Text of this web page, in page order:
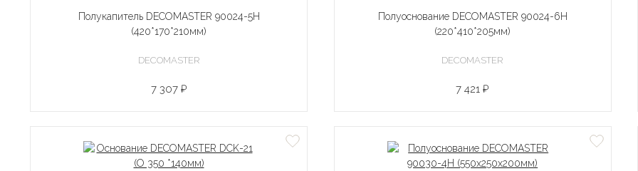
Полукапитель DECOMASTER 90024-5H
(420*170*210мм)
DECOMASTER
7 307 ₽
Полуоснование DECOMASTER 90024-6H
(220*410*205мм)
DECOMASTER
7 421 ₽